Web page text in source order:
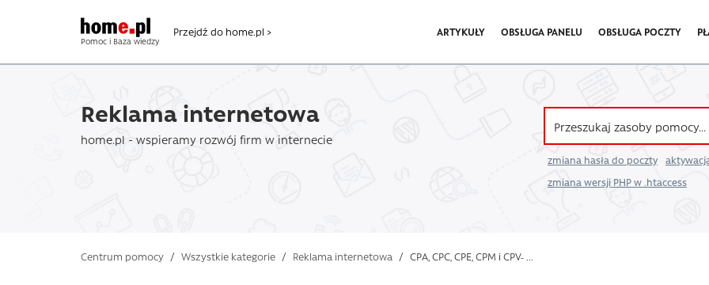
Pomoc i Baza wiedzy
Przejdź do home.pl > ARTYKUŁY OBSŁUGA PANELU OBSŁUGA POCZTY
Reklama internetowa
home.pl - wspieramy rozwój firm w internecie
zmiana hasła do poczty
zmiana wersji PHP w .htaccess
Centrum pomocy / Wszystkie kategorie / Reklama internetowa / CPA, CPC, CPE, CPM i CPV ̵ ...